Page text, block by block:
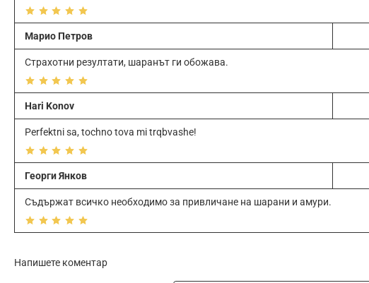
Марио Петров
Страхотни резултати, шаранът ги обожава.
Hari Konov
Perfektni sa, tochno tova mi trqbvashe!
Георги Янков
Съдържат всичко необходимо за привличане на шарани и амури.
Напишете коментар